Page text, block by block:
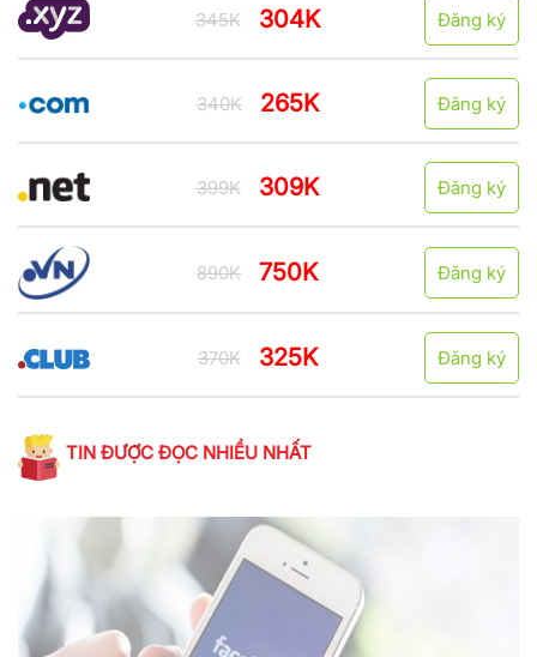
345K 304K Đăng ký
340K 265K Đăng ký
399K 309K Đăng ký
890K 750K Đăng ký
370K 325K Đăng ký
TIN ĐƯỢC ĐỌC NHIỀU NHẤT